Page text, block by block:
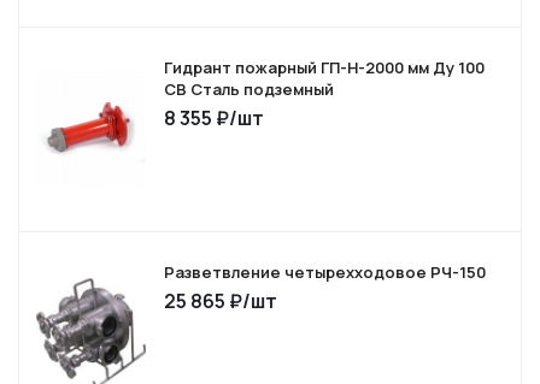
Гидрант пожарный ГП-Н-2000 мм Ду 100
СВ Сталь подземный
8 355 ₽/шт
Разветвление четырехходовое РЧ-150
25 865 ₽/шт